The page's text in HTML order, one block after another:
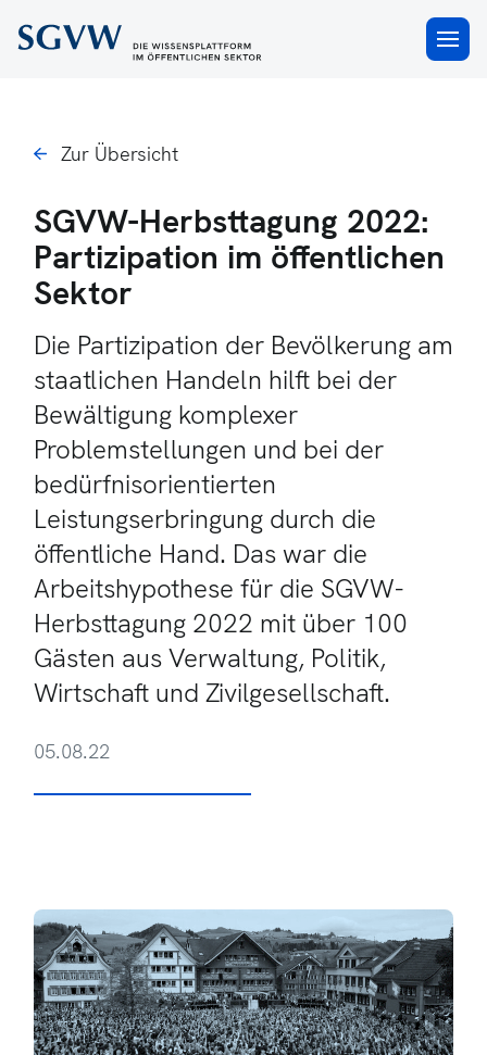
×
Zur Übersicht
SGVW-Herbsttagung 2022:
Partizipation im öffentlichen
Sektor
Die Partizipation der Bevölkerung am
staatlichen Handeln hilft bei der
Bewältigung komplexer
Problemstellungen und bei der
bedürfnisorientierten
Leistungserbringung durch die
öffentliche Hand. Das war die
Arbeitshypothese für die SGVW-
Herbsttagung 2022 mit über 100
Gästen aus Verwaltung, Politik,
Wirtschaft und Zivilgesellschaft.
05.08.22